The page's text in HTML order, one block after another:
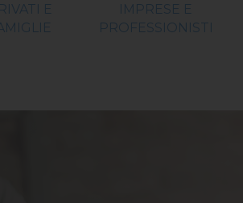
E
IMPRESE E
PROFESSIONISTI